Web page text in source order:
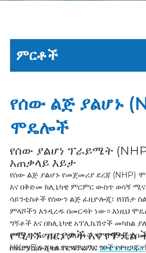
ምርቶች
የሰው ልጅ ያልሆኑ
ሞዴሎች
የሰው ያልሆነ ፕራይሜት
አጠቃላይ እይታ
የሰው ልጅ ያልሆኑ የመጀመሪያ ደረጃ (NHP)
እና በቅድመ ክሊኒካዊ ምርምር ውስጥ ወሳኝ
ሳይንቲስቶች የሰውን ልጅ ፊዚዮሎጂ፣ የበሽታ
ምላሾችን እንዲረዱ በመርዳት ነው። እነዚህ
ግኝቶች እና በክሊኒካዊ አፕሊኬሽኖች መካከል
የሚያጠናክሩ ሲሆን የደህንነት ግምገማዎችን
በፋርማሲሎጂካል ፕሮፋይል እናየትርጉም ጥናት
የሚገኙ ዝርያዎች እና የሞዴል
HKeyBio ለተለያዩ የምርምር ግቦች የተዘጋጁ